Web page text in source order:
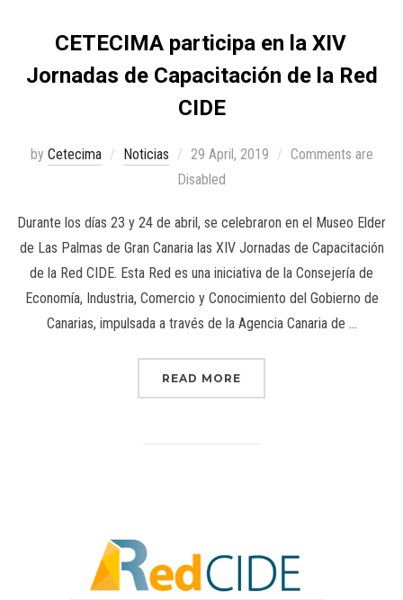
CETECIMA participa en la XIV
Jornadas de Capacitación de la Red
CIDE
by Cetecima Noticias 29 April, 2019
Comments are
Disabled
Durante los días 23 y 24 de abril, se celebraron en el Museo Elder
de Las Palmas de Gran Canaria las XIV Jornadas de Capacitación
de la Red CIDE. Esta Red es una iniciativa de la Consejería de
Economía, Industria, Comercio y Conocimiento del Gobierno de
Canarias, impulsada a través de la Agencia Canaria de …
READ MORE